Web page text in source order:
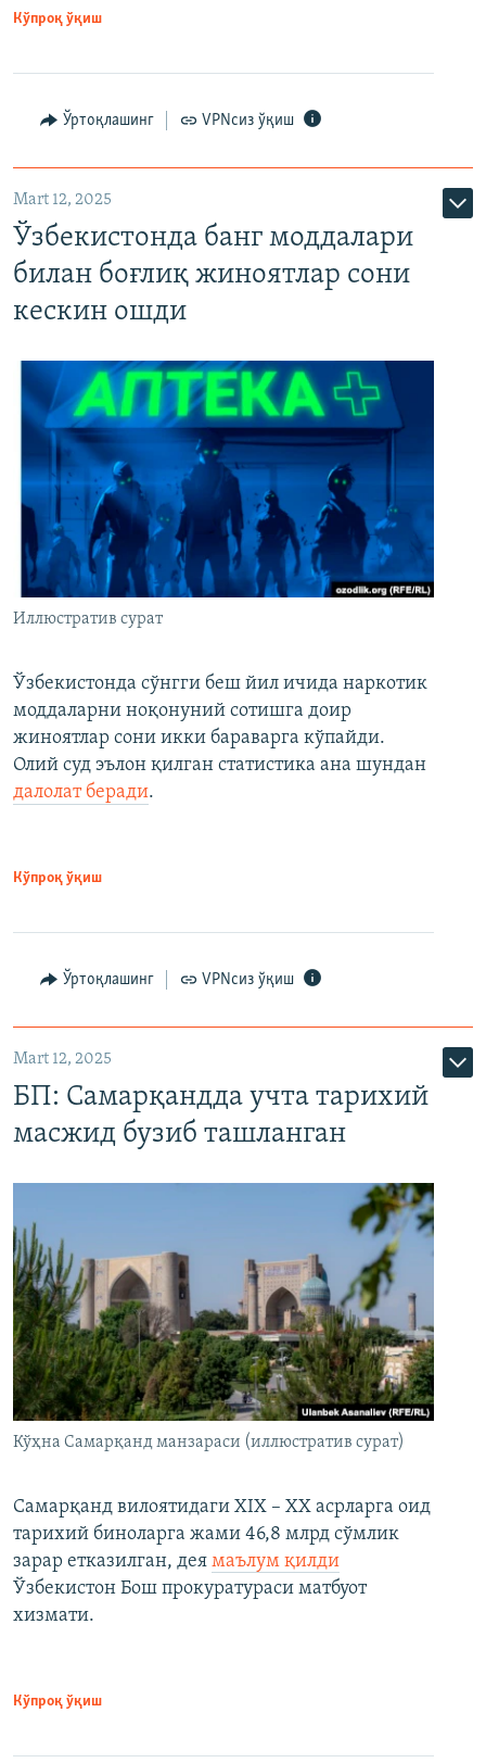
Кўпроқ ўқиш
Ўртоқлашинг VPNсиз ўқиш
Mart 12, 2025
Ўзбекистонда банг моддалари
билан боғлиқ жиноятлар сони
кескин ошди
Иллюстратив сурат
Ўзбекистонда сўнгги беш йил ичида наркотик
моддаларни ноқонуний сотишга доир
жиноятлар сони икки бараварга кўпайди.
Олий суд эълон қилган статистика ана шундан
далолат беради.
Кўпроқ ўқиш
Ўртоқлашинг VPNсиз ўқиш
Mart 12, 2025
БП: Самарқандда учта тарихий
масжид бузиб ташланган
Кўҳна Самарқанд манзараси (иллюстратив сурат)
Самарқанд вилоятидаги XIX – XX асрларга оид
тарихий биноларга жами 46,8 млрд сўмлик
зарар етказилган, дея маълум қилди
Ўзбекистон Бош прокуратураси матбуот
хизмати.
Кўпроқ ўқиш